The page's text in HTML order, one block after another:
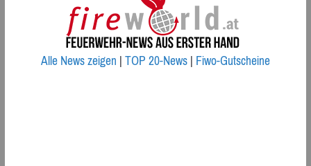
Alle News zeigen|TOP 20-News|Fiwo-Gutscheine